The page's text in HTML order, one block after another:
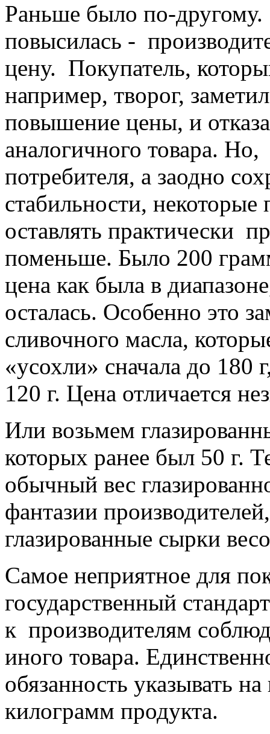
Раньше было по-другому.
повысилась -
цену. Покупатель,
например, творог,
повышение цены, и
аналогичного товара.
потребителя, а заодно
стабильности, некоторые
оставлять практически
поменьше. Было 200
цена как была в
осталась. Особенно это
сливочного масла,
«усохли» сначала до 180
120 г. Цена отличается
Или возьмем
которых ранее был 50 г.
обычный вес
фантазии
глазированные сырки
Самое неприятное для
государственный
к производителям
иного товара.
обязанность указывать
килограмм продукта.